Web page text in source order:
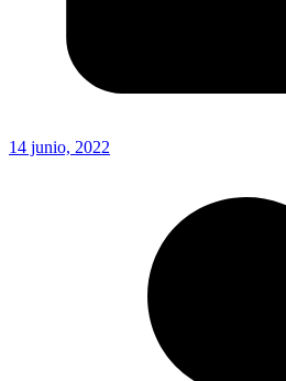
14 junio, 2022